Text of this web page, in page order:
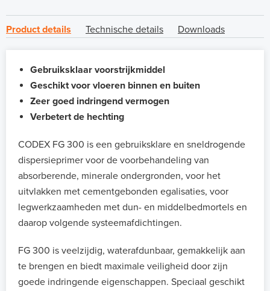
Product details Technische details Downloads
Gebruiksklaar voorstrijkmiddel
Geschikt voor vloeren binnen en buiten
Zeer goed indringend vermogen
Verbetert de hechting
CODEX FG 300 is een gebruiksklare en sneldrogende
dispersieprimer voor de voorbehandeling van
absorberende, minerale ondergronden, voor het
uitvlakken met cementgebonden egalisaties, voor
legwerkzaamheden met dun- en middelbedmortels en
daarop volgende systeemafdichtingen.
FG 300 is veelzijdig, waterafdunbaar, gemakkelijk aan
te brengen en biedt maximale veiligheid door zijn
goede indringende eigenschappen. Speciaal geschikt